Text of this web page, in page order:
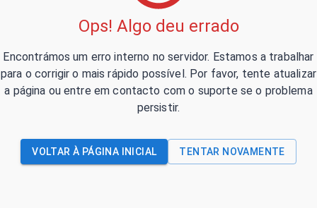
Ops! Algo deu errado
Encontrámos um erro interno no servidor. Estamos a trabalhar
para o corrigir o mais rápido possível. Por favor, tente atualizar
a página ou entre em contacto com o suporte se o problema
persistir.
VOLTAR À PÁGINA INICIAL TENTAR NOVAMENTE